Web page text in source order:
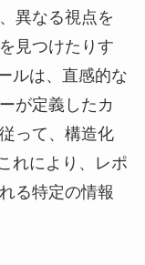
異なる視点を
見つけたりす
ルは、直感的な
が定義したカ
って、構造化
れにより、レポ
る特定の情報